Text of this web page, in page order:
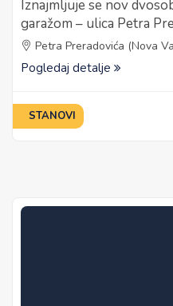
Iznajmljuje se nov
garažom – ulica Petra
Petra Preradovića (Nova
Pogledaj detalje
STANOVI